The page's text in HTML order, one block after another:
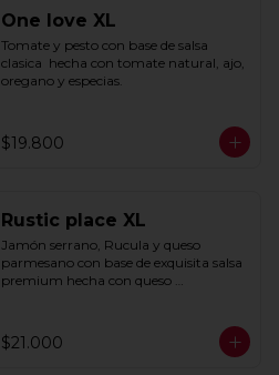
One love XL
Tomate y pesto con base de salsa
clasica  hecha con tomate natural, ajo,
oregano y especias.
$19.800
Rustic place XL
Jamón serrano, Rucula y queso
parmesano con base de exquisita salsa
premium hecha con queso
$21.000